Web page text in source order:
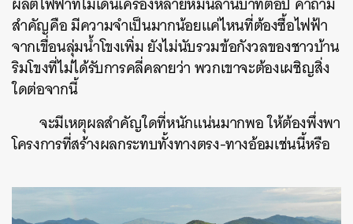
สำคัญคือ มีความจำเป็นมากน้อยแค่ไหนที่ต้องซื้อไฟฟ้า
จากเขื่อนลุ่มน้ำโขงเพิ่ม ยังไม่นับรวมข้อกังวลของชาวบ้าน
ริมโขงที่ไม่ได้รับการคลี่คลายว่า พวกเขาจะต้องเผชิญสิ่ง
ใดต่อจากนี้
จะมีเหตุผลสำคัญใดที่หนักแน่นมากพอ ให้ต้องพึ่งพา
โครงการที่สร้างผลกระทบทั้งทางตรง-ทางอ้อมเช่นนี้หรือ